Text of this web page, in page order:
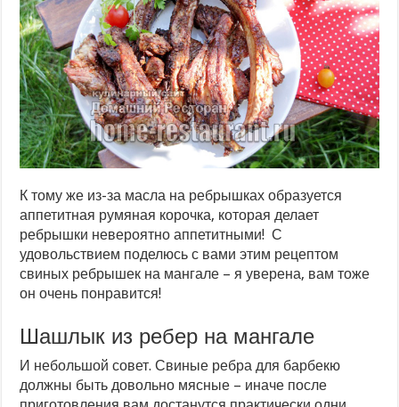
К тому же из-за масла на ребрышках образуется
аппетитная румяная корочка, которая делает
ребрышки невероятно аппетитными! С
удовольствием поделюсь с вами этим рецептом
свиных ребрышек на мангале – я уверена, вам тоже
он очень понравится!
Шашлык из ребер на мангале
И небольшой совет. Свиные ребра для барбекю
должны быть довольно мясные – иначе после